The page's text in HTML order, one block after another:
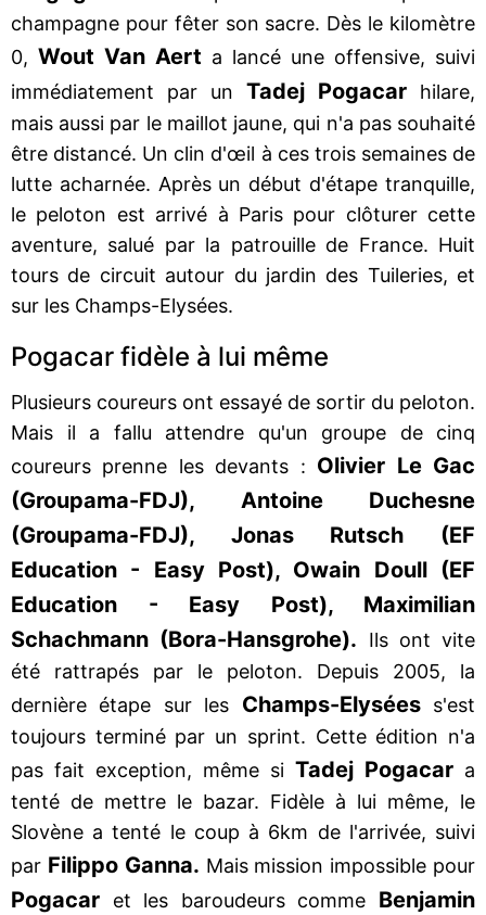
champagne pour fêter son sacre. Dès le kilomètre
0, Wout Van Aert a lancé une offensive, suivi
immédiatement par un
Tadej Pogacar hilare,
mais aussi par le maillot jaune, qui n'a pas souhaité
être distancé. Un clin d'œil à ces trois semaines de
lutte acharnée. Après un début d'étape tranquille,
le peloton est arrivé à Paris pour clôturer cette
aventure, salué par la patrouille de France. Huit
tours de circuit autour du jardin des Tuileries, et
sur les Champs-Elysées.
Pogacar fidèle à lui même
Plusieurs coureurs ont essayé de sortir du peloton.
Mais il a fallu attendre qu'un groupe de cinq
coureurs prenne les devants : Olivier Le Gac
(Groupama-FDJ), Antoine Duchesne
(Groupama-FDJ), Jonas Rutsch (EF
Education - Easy Post), Owain Doull (EF
Education - Easy Post), Maximilian
Schachmann (Bora-Hansgrohe). Ils ont vite
été rattrapés par le peloton. Depuis 2005, la
dernière étape sur les Champs-Elyséess'est
toujours terminé par un sprint. Cette édition n'a
pas fait exception, même si Tadej Pogacar a
tenté de mettre le bazar. Fidèle à lui même, le
Slovène a tenté le coup à 6km de l'arrivée, suivi
par Filippo Ganna. Mais mission impossible pour
Pogacar et les baroudeurs comme Benjamin